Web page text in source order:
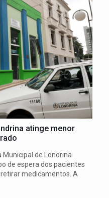
atinge menor
Municipal de Londrina
de espera dos pacientes
medicamentos. A